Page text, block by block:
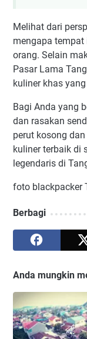
Melihat dari
mengapa
orang. Selain
Pasar Lama
kuliner khas
Bagi Anda yang
dan rasakan
perut kosong
kuliner terbaik di
legendaris di
foto blackpacker
Berbagi
Anda mungkin